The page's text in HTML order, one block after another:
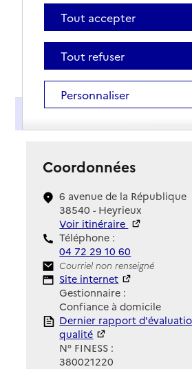
Coordonnées
6 avenue de la République
38540 - Heyrieux
Voir itinéraire
Téléphone :
04 72 29 10 60
Contact
Courriel non renseigné
Site Internet
Site internet
Gestionnaire :
Confiance à domicile
Rapport HAS
Dernier rapport
qualité
N° FINESS :
380021220
Tout accepter
Tout refuser
Personnaliser